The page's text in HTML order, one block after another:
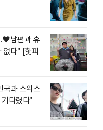
남편과 휴
없다" [핫피
국과 스위스
다렸다"